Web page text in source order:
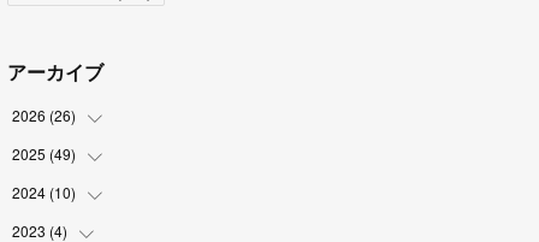
アーカイブ
2026 (26)
(2
(2
(
)
2025 (49)
(6
(
10 )
2024 (10)
(
)
2023 (4)